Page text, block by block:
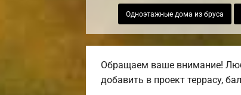
Одноэтажные дома из бруса
Обращаем ваше внимание!
добавить в проект террасу,